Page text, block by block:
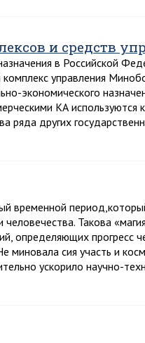
и средств
в Российской
управления
экономического
КА используются
ряда других
временной
Такова
определяющих прогресс
миновала сия участь и
ускорило научно-